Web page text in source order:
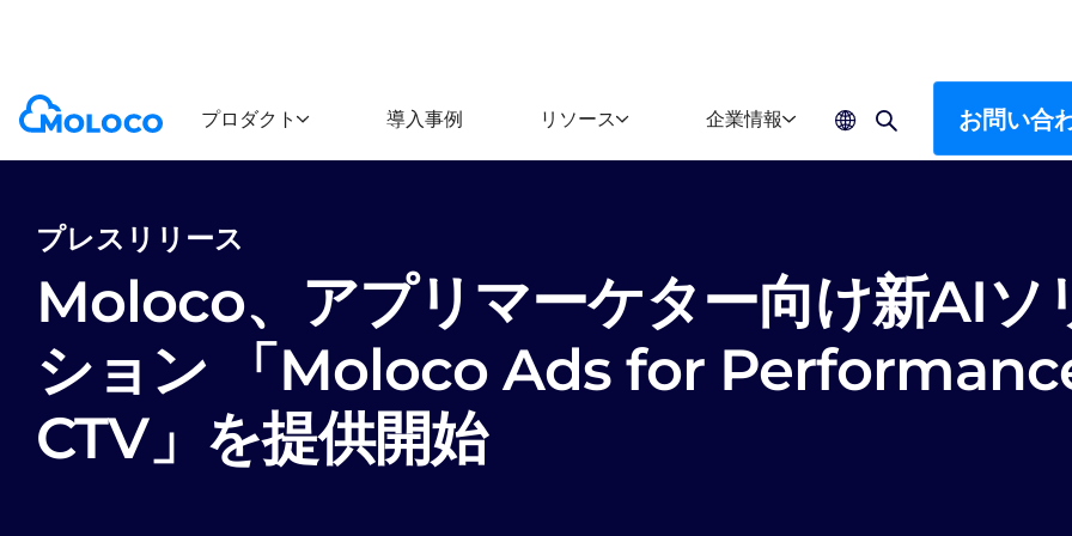
プロダクト 導入事例 リソース 企業情報 お問い合
Newsroom
プレスリリース
Moloco、アプリマーケター向け新AIソ
ション 「Moloco Ads for
CTV」を提供開始